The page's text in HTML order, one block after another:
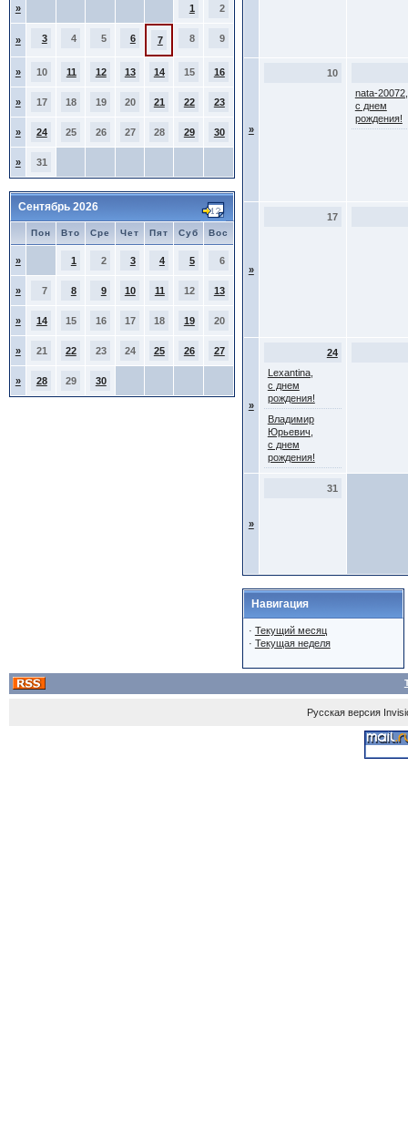
» 1 2
» 3 4 5 6 7 8 9
» 10 11 12 13 14 15 16
» 17 18 19 20 21 22 23
» 24 25 26 27 28 29 30
» 31
Сентябрь 2026
Пон Вто Сре Чет Пят Суб Вос
» 1 2 3 4 5 6
» 7 8 9 10 11 12 13
» 14 15 16 17 18 19 20
» 21 22 23 24 25 26 27
» 28 29 30
»
10
nata-20072,
с днем
рождения!
»
17
»
24
Lexantina,
с днем
рождения!
Владимир
Юрьевич,
с днем
рождения!
»
31
Навигация
· Текущий месяц
· Текущая неделя
Русская версия